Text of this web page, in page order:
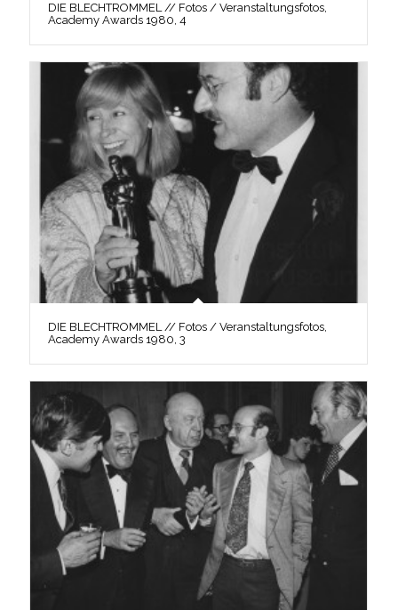
DIE BLECHTROMMEL // Fotos / Veranstaltungsfotos,
Academy Awards 1980, 4
DIE BLECHTROMMEL // Fotos / Veranstaltungsfotos,
Academy Awards 1980, 3